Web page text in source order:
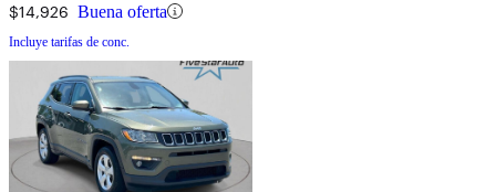
$14,926 Buena oferta
Incluye tarifas de conc.